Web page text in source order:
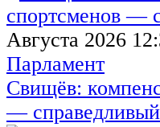
Августа 2026
Парламент
Свищёв:
—